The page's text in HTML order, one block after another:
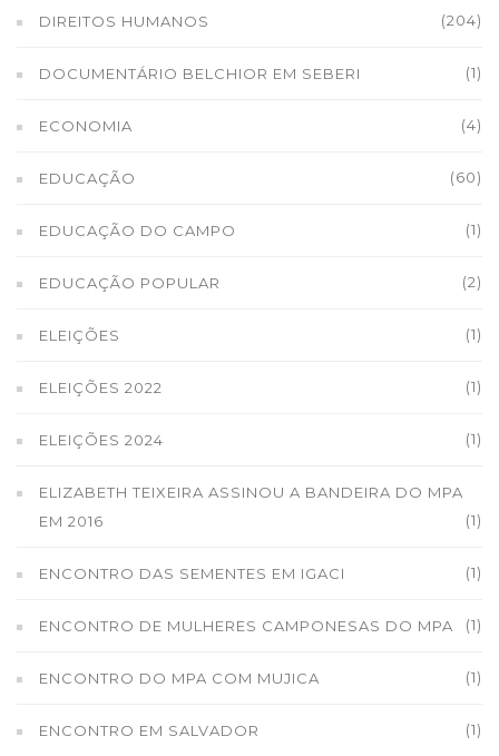
DIREITOS HUMANOS (204)
DOCUMENTÁRIO BELCHIOR EM SEBERI (1)
ECONOMIA (4)
EDUCAÇÃO (60)
EDUCAÇÃO DO CAMPO (1)
EDUCAÇÃO POPULAR (2)
ELEIÇÕES (1)
ELEIÇÕES 2022 (1)
ELEIÇÕES 2024 (1)
ELIZABETH TEIXEIRA ASSINOU A BANDEIRA DO MPA
EM 2016
(1)
ENCONTRO DAS SEMENTES EM IGACI (1)
ENCONTRO DE MULHERES CAMPONESAS DO MPA (1)
ENCONTRO DO MPA COM MUJICA (1)
ENCONTRO EM SALVADOR (1)